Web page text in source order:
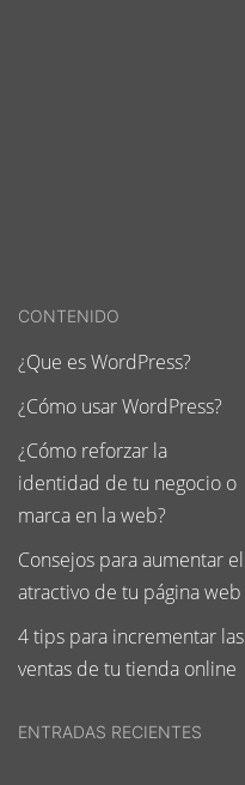
CONTENIDO
¿Que es WordPress?
¿Cómo usar WordPress?
¿Cómo reforzar la
identidad de tu negocio o
marca en la web?
Consejos para aumentar el
atractivo de tu página web
4 tips para incrementar las
ventas de tu tienda online
ENTRADAS RECIENTES